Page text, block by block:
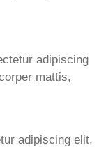
adipiscing
mattis,
adipiscing elit,